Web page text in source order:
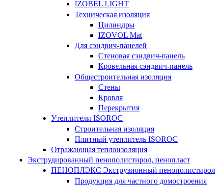
IZOBEL LIGHT
Техническая изоляция
Цилиндры
IZOVOL Mat
Для сэндвич-панелей
Стеновая сэндвич-панель
Кровельная сэндвич-панель
Общестроительная изоляция
Стены
Кровля
Перекрытия
Утеплители ISOROC
Строительная изоляция
Плитный утеплитель ISOROC
Отражающая теплоизоляция
Экструдированный пенополистирол, пенопласт
ПЕНОПЛЭКС Экструзионный пенополистирол
Продукция для частного домостроения